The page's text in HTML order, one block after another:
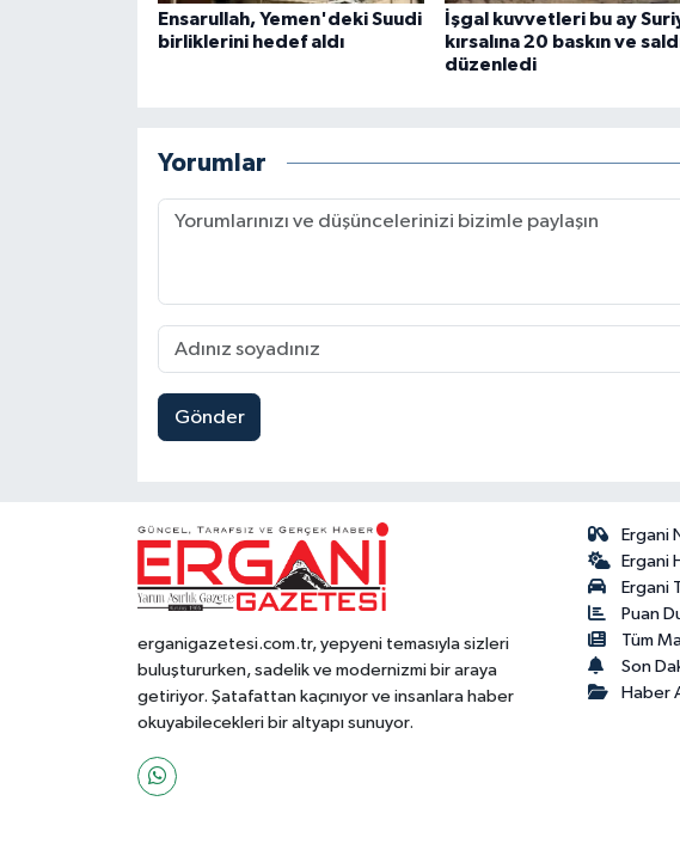
Ensarullah, Yemen'deki Suudi
birliklerini hedef aldı
İşgal kuvvetleri bu ay
kırsalına 20 baskın ve
düzenledi
Yorumlar
Gönder
erganigazetesi.com.tr, yepyeni temasıyla sizleri
buluştururken, sadelik ve modernizmi bir araya
getiriyor. Şatafattan kaçınıyor ve insanlara haber
okuyabilecekleri bir altyapı sunuyor.
Ergani
Ergani
Ergani
Puan
Tüm
Son
Haber